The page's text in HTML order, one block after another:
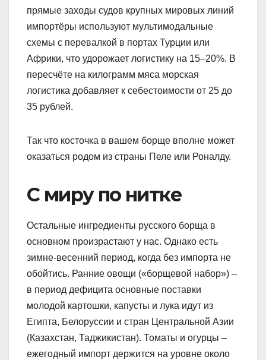
прямые заходы судов крупных мировых линий
импортёры используют мультимодальные
схемы с перевалкой в портах Турции или
Африки, что удорожает логистику на 15–20%. В
пересчёте на килограмм мяса морская
логистика добавляет к себестоимости от 25 до
35 рублей.
Так что косточка в вашем борще вполне может
оказаться родом из страны Пеле или Роналду.
С миру по нитке
Остальные ингредиенты русского борща в
основном произрастают у нас. Однако есть
зимне-весенний период, когда без импорта не
обойтись. Ранние овощи («борщевой набор») –
в период дефицита основные поставки
молодой картошки, капусты и лука идут из
Египта, Белоруссии и стран Центральной Азии
(Казахстан, Таджикистан). Томаты и огурцы –
ежегодный импорт держится на уровне около